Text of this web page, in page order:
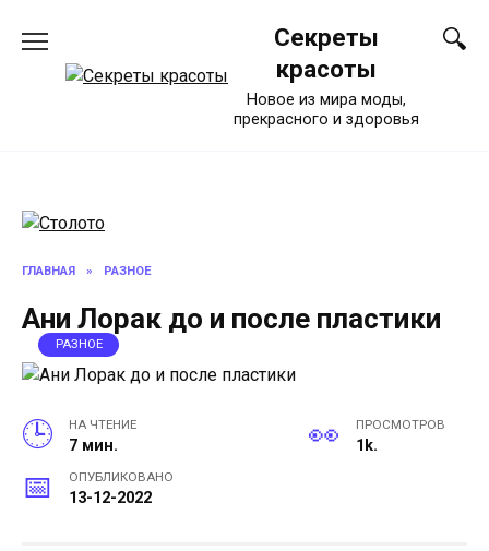
содержанию
Секреты
красоты
Новое из мира моды,
прекрасного и здоровья
ГЛАВНАЯ » РАЗНОЕ
Ани Лорак до и после пластики
РАЗНОЕ
НА ЧТЕНИЕ
7 мин.
ПРОСМОТРОВ
1k.
ОПУБЛИКОВАНО
13-12-2022